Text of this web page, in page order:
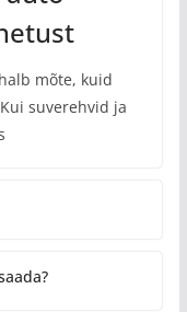
mõte, kuid
suverehvid ja